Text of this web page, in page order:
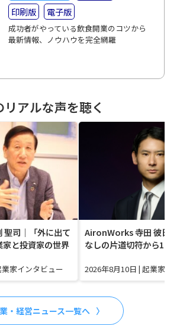
印刷版
電子版
成功者がやっている飲食開業のコツから
最新情報、ノウハウを完全網羅
アルな声を聴く
司｜「外に出て
家と投資家の世界
家インタビュー
AironWorks 寺田 彼日｜
なしの片道切符から1,4…
2026年8月10日 | 起業家イ
・経営ニュース一覧へ